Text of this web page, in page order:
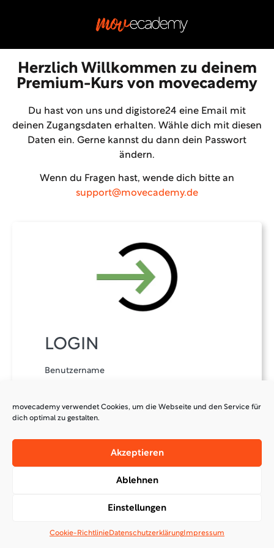
movecademy verwendet Cookies, um die Webseite und den Service für
dich optimal zu gestalten.
Akzeptieren
Ablehnen
Einstellungen
Cookie-Richtlinie Datenschutzerklärung Impressum
Herzlich Willkommen zu deinem
Premium-Kurs von movecademy
Du hast von uns und digistore24 eine Email mit
deinen Zugangsdaten erhalten. Wähle dich mit diesen
Daten ein. Gerne kannst du dann dein Passwort
ändern.
Wenn du Fragen hast, wende dich bitte an
support@movecademy.de
LOGIN
Benutzername
Passwort
Eingeloggt bleiben Kennwort vergessen?
Anmelden